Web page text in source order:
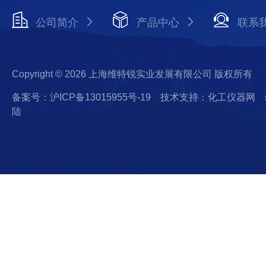
公司简介 产品中心 联系
Copyright © 2026 上海维特锐实业发展有限公司 版权所有
备案号：沪ICP备13015955号-19 技术支持：化工仪器网
陆